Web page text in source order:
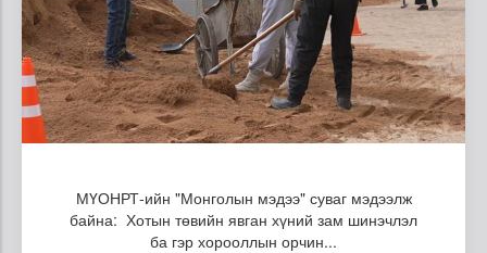
МҮОНРТ-ийн "Монголын мэдээ" суваг мэдээлж
байна: Хотын төвийн явган хүний зам шинэчлэл
ба гэр хорооллын орчин...